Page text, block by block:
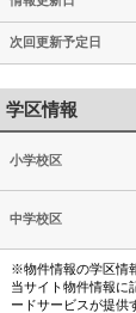
次回更新予定日
学区情報
小学校区
中学校区
※物件情報の学区情
当サイト物件情報に
ードサービスが提供